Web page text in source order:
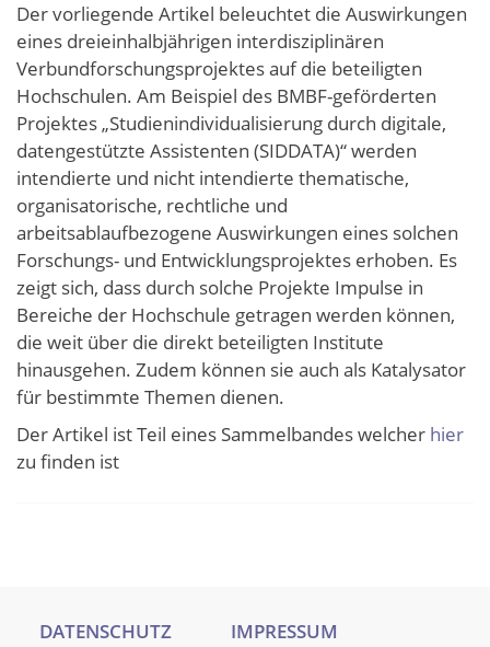
Der vorliegende Artikel beleuchtet die Auswirkungen
eines dreieinhalbjährigen interdisziplinären
Verbundforschungsprojektes auf die beteiligten
Hochschulen. Am Beispiel des BMBF-geförderten
Projektes „Studienindividualisierung durch digitale,
datengestützte Assistenten (SIDDATA)“ werden
intendierte und nicht intendierte thematische,
organisatorische, rechtliche und
arbeitsablaufbezogene Auswirkungen eines solchen
Forschungs- und Entwicklungsprojektes erhoben. Es
zeigt sich, dass durch solche Projekte Impulse in
Bereiche der Hochschule getragen werden können,
die weit über die direkt beteiligten Institute
hinausgehen. Zudem können sie auch als Katalysator
für bestimmte Themen dienen.
Der Artikel ist Teil eines Sammelbandes welcher hier
zu finden ist
DATENSCHUTZ IMPRESSUM